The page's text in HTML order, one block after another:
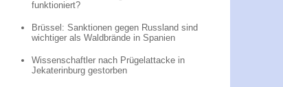
funktioniert?
Brüssel: Sanktionen gegen Russland sind
wichtiger als Waldbrände in Spanien
Wissenschaftler nach Prügelattacke in
Jekaterinburg gestorben